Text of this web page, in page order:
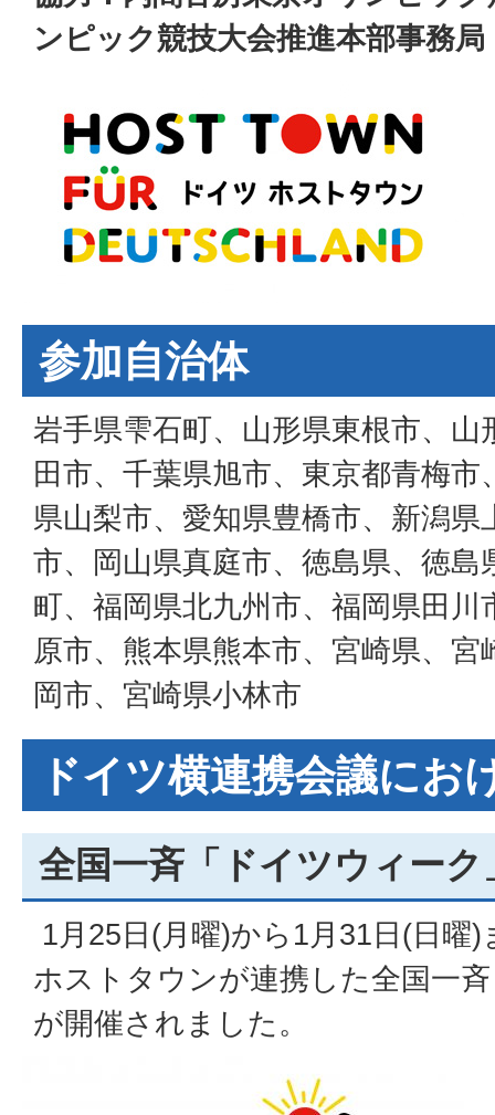
ンピック競技大会推進本部事務局
参加自治体
岩手県雫石町、山形県東根市、山
田市、千葉県旭市、東京都青梅
県山梨市、愛知県豊橋市、新潟県
市、岡山県真庭市、徳島県、徳島
町、福岡県北九州市、福岡県田川
原市、熊本県熊本市、宮崎県、
岡市、宮崎県小林市
ドイツ横連携会議にお
全国一斉「ドイツウィーク
1月25日(月曜)から1月31日(日曜
ホストタウンが連携した全国一
が開催されました。